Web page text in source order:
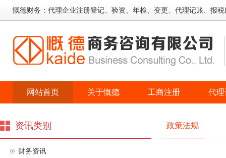
慨德财务：代理企业注册登记、验资、年检、变更、代理记账、报税
网站首页 关于慨德 工商注册 代
资讯类别
财务资讯
政策法规